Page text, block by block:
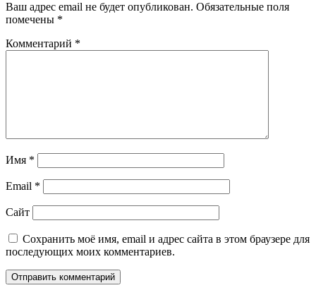
Ваш адрес email не будет опубликован. Обязательные поля
помечены *
Комментарий *
Имя *
Email *
Сайт
Сохранить моё имя, email и адрес сайта в этом браузере для
последующих моих комментариев.